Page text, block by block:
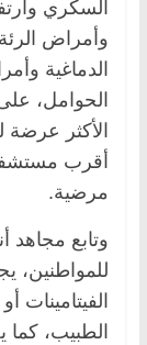
السكري
وأمراض
الدماغية
الحوامل،
الأكثر عرضة
أقرب
مرضية.
وتابع مجاهد
للمواطنين،
الفيتامينات
الطبيب،